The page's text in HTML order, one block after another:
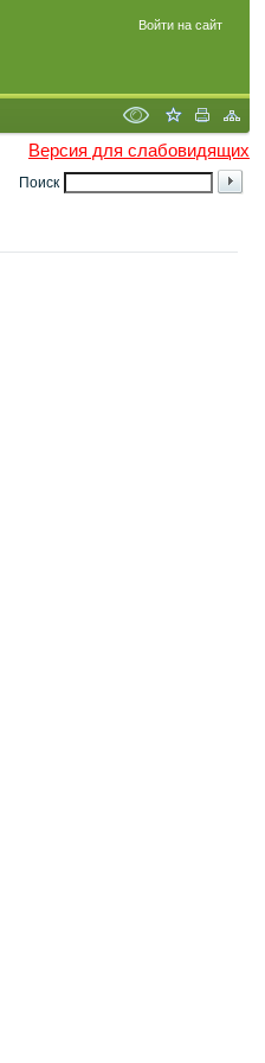
Войти на сайт
Версия для слабовидящих
Поиск